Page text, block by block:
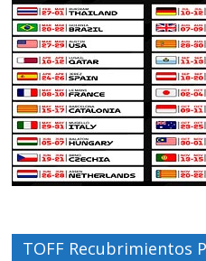
TOFF Recubrimientos